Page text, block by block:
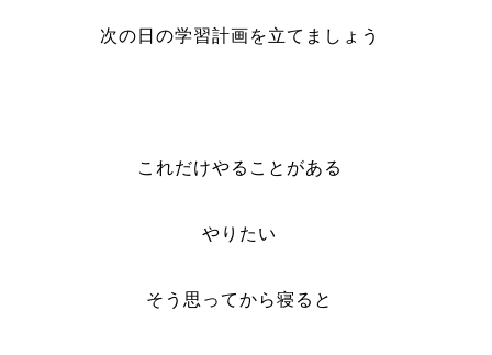
次の日の学習計画を立てましょう
これだけやることがある
やりたい
そう思ってから寝ると